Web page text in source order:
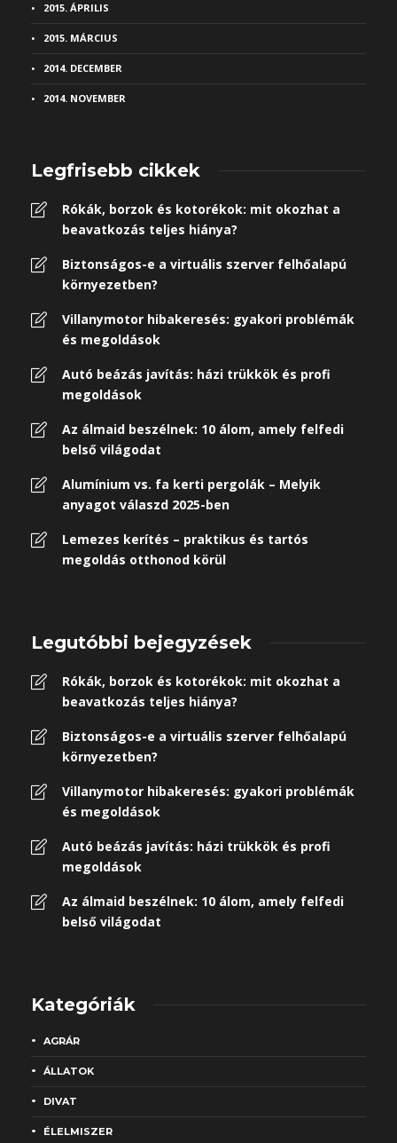
2015. ÁPRILIS
2015. MÁRCIUS
2014. DECEMBER
2014. NOVEMBER
Legfrisebb cikkek
Rókák, borzok és kotorékok: mit okozhat a
beavatkozás teljes hiánya?
Biztonságos-e a virtuális szerver felhőalapú
környezetben?
Villanymotor hibakeresés: gyakori problémák
és megoldások
Autó beázás javítás: házi trükkök és profi
megoldások
Az álmaid beszélnek: 10 álom, amely felfedi
belső világodat
Alumínium vs. fa kerti pergolák – Melyik
anyagot válaszd 2025-ben
Lemezes kerítés – praktikus és tartós
megoldás otthonod körül
Legutóbbi bejegyzések
Rókák, borzok és kotorékok: mit okozhat a
beavatkozás teljes hiánya?
Biztonságos-e a virtuális szerver felhőalapú
környezetben?
Villanymotor hibakeresés: gyakori problémák
és megoldások
Autó beázás javítás: házi trükkök és profi
megoldások
Az álmaid beszélnek: 10 álom, amely felfedi
belső világodat
Kategóriák
AGRÁR
ÁLLATOK
DIVAT
ÉLELMISZER